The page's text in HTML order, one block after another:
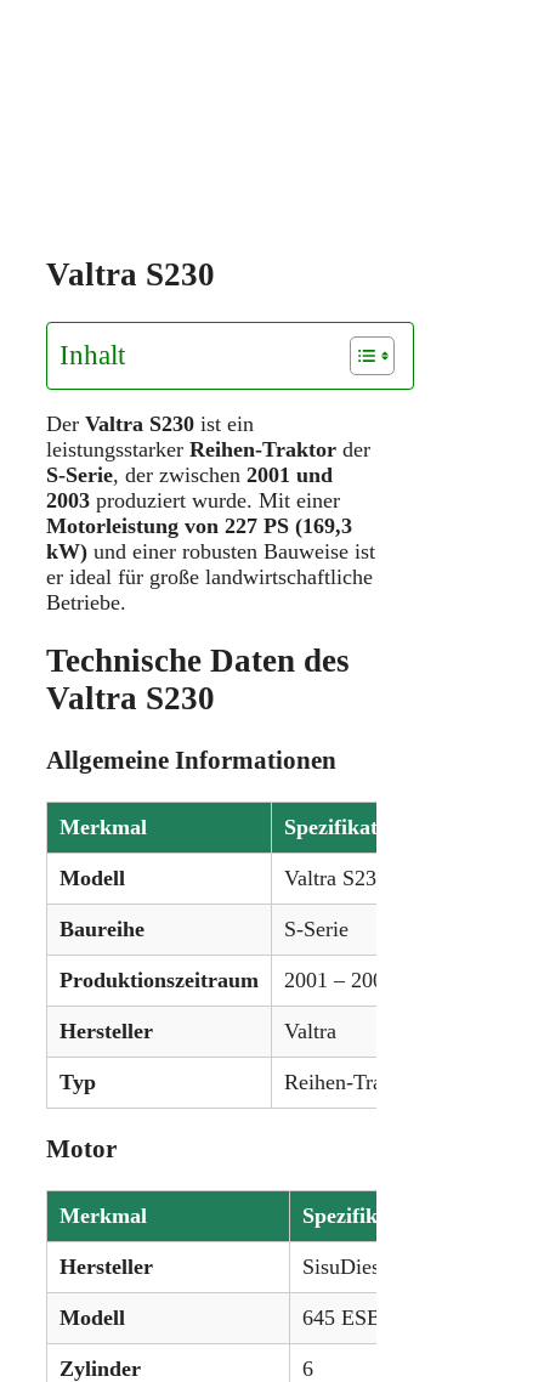
Valtra S230
Inhalt
Der Valtra S230 ist ein
leistungsstarker Reihen-Traktor der
S-Serie, der zwischen 2001 und
2003 produziert wurde. Mit einer
Motorleistung von 227 PS (169,3
kW) und einer robusten Bauweise ist
er ideal für große landwirtschaftliche
Betriebe.
Technische Daten des
Valtra S230
Allgemeine Informationen
Merkmal Spezifikation
Modell Valtra S230
Baureihe S-Serie
Produktionszeitraum 2001 – 2003
Hersteller Valtra
Typ Reihen-Traktor
Motor
Merkmal Spezifikation
Hersteller SisuDiesel
Modell 645 ESBAE
Zylinder 6